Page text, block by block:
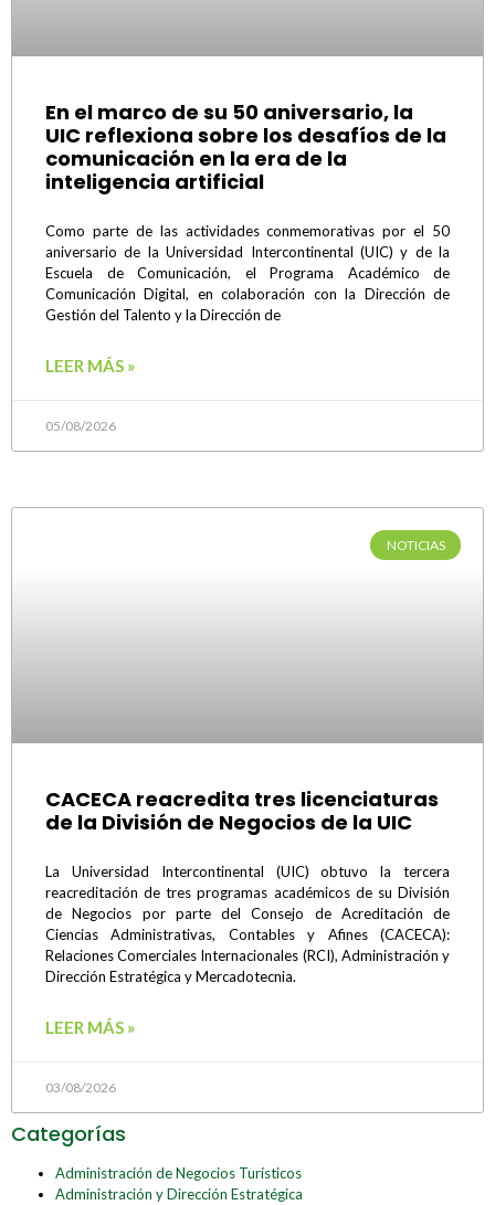
En el marco de su 50 aniversario, la
UIC reflexiona sobre los desafíos de la
comunicación en la era de la
inteligencia artificial
Como parte de las actividades conmemorativas por el 50
aniversario de la Universidad Intercontinental (UIC) y de la
Escuela de Comunicación, el Programa Académico de
Comunicación Digital, en colaboración con la Dirección de
Gestión del Talento y la Dirección de
LEER MÁS »
05/08/2026
NOTICIAS
CACECA reacredita tres licenciaturas
de la División de Negocios de la UIC
La Universidad Intercontinental (UIC) obtuvo la tercera
reacreditación de tres programas académicos de su División
de Negocios por parte del Consejo de Acreditación de
Ciencias Administrativas, Contables y Afines (CACECA):
Relaciones Comerciales Internacionales (RCI), Administración y
Dirección Estratégica y Mercadotecnia.
LEER MÁS »
03/08/2026
Categorías
Administración de Negocios Turísticos
Administración y Dirección Estratégica